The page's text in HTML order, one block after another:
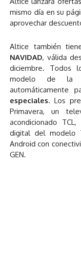
mismo día en su
aprovechar
Altice también
NAVIDAD, válida
diciembre. Todos
modelo de la
automáticamente
especiales. Los
Primavera, un
acondicionado
digital del modelo
Android con
GEN.